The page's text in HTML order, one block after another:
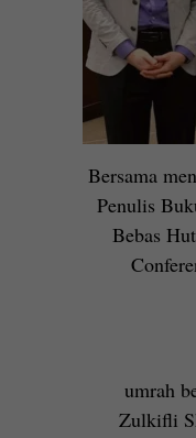
Bersama
Penulis
Bebas
umrah
Zulkifli